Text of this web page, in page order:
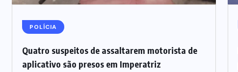
POLÍCIA
Quatro suspeitos de assaltarem motorista de
aplicativo são presos em Imperatriz